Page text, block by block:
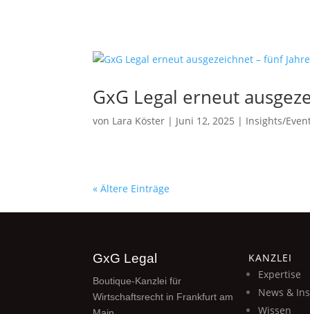
GxG Legal erneut
von Lara Köster | Juni 12, 2025 | Insights/
« Ältere Einträge
GxG Legal
Boutique-Kanzlei für
Wirtschaftsrecht in Frankfurt am
KANZLEI
Expertise
News &
Wissen